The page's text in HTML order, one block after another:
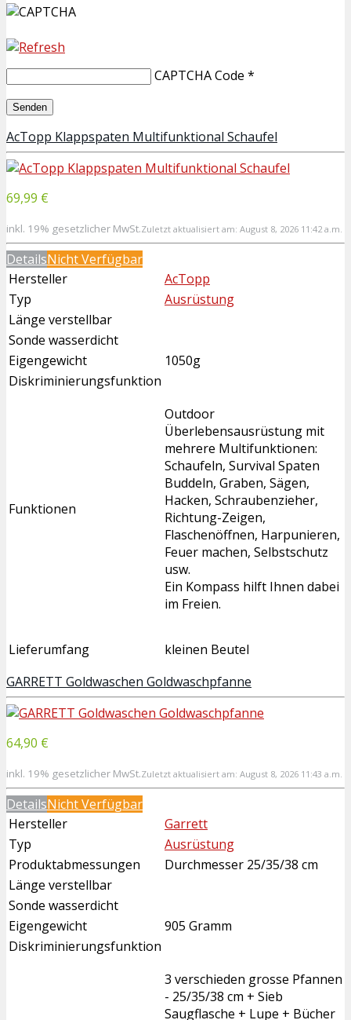
CAPTCHA Code *
AcTopp Klappspaten Multifunktional Schaufel
69,99 €
inkl. 19% gesetzlicher MwSt.Zuletzt aktualisiert am: August 8, 2026 11:42 a.m.
DetailsNicht Verfügbar
Hersteller
AcTopp
Typ
Ausrüstung
Länge verstellbar
Sonde wasserdicht
Eigengewicht
1050g
Diskriminierungsfunktion
Funktionen
Outdoor
Überlebensausrüstung mit
mehrere Multifunktionen:
Schaufeln, Survival Spaten
Buddeln, Graben, Sägen,
Hacken, Schraubenzieher,
Richtung-Zeigen,
Flaschenöffnen, Harpunieren,
Feuer machen, Selbstschutz
usw.
Ein Kompass hilft Ihnen dabei
im Freien.
Lieferumfang
kleinen Beutel
GARRETT Goldwaschen Goldwaschpfanne
64,90 €
inkl. 19% gesetzlicher MwSt.Zuletzt aktualisiert am: August 8, 2026 11:43 a.m.
DetailsNicht Verfügbar
Hersteller
Garrett
Typ
Ausrüstung
Produktabmessungen
Durchmesser 25/35/38 cm
Länge verstellbar
Sonde wasserdicht
Eigengewicht
905 Gramm
Diskriminierungsfunktion
3 verschieden grosse Pfannen
- 25/35/38 cm + Sieb
Saugflasche + Lupe + Bücher